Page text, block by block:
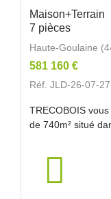
Maison+Terrain
7 pièces
Haute-Goulaine
581 160 €
Réf. JLD-26-07-
TRECOBOIS
de 740m² situé